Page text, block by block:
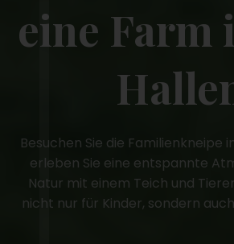
eine Farm
Besuchen Sie die Familienkneipe
erleben Sie eine entspannte
Natur mit einem Teich und
nicht nur für Kinder, sondern